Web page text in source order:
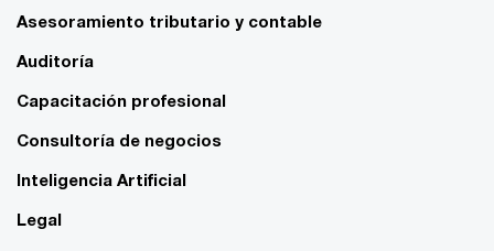
Asesoramiento tributario y contable
Auditoría
Capacitación profesional
Consultoría de negocios
Inteligencia Artificial
Legal